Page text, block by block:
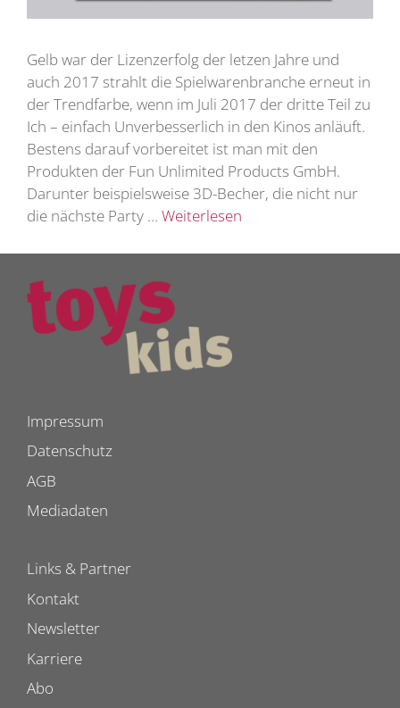
Gelb war der Lizenzerfolg der letzen Jahre und
auch 2017 strahlt die Spielwarenbranche erneut in
der Trendfarbe, wenn im Juli 2017 der dritte Teil zu
Ich – einfach Unverbesserlich in den Kinos anläuft.
Bestens darauf vorbereitet ist man mit den
Produkten der Fun Unlimited Products GmbH.
Darunter beispielsweise 3D-Becher, die nicht nur
die nächste Party … Weiterlesen
Impressum
Datenschutz
AGB
Mediadaten
Links & Partner
Kontakt
Newsletter
Karriere
Abo